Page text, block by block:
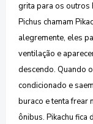
grita para os outros
Pichus chamam
alegremente, eles
ventilação e
descendo. Quando
condicionado e
buraco e tenta frear
ônibus. Pikachu